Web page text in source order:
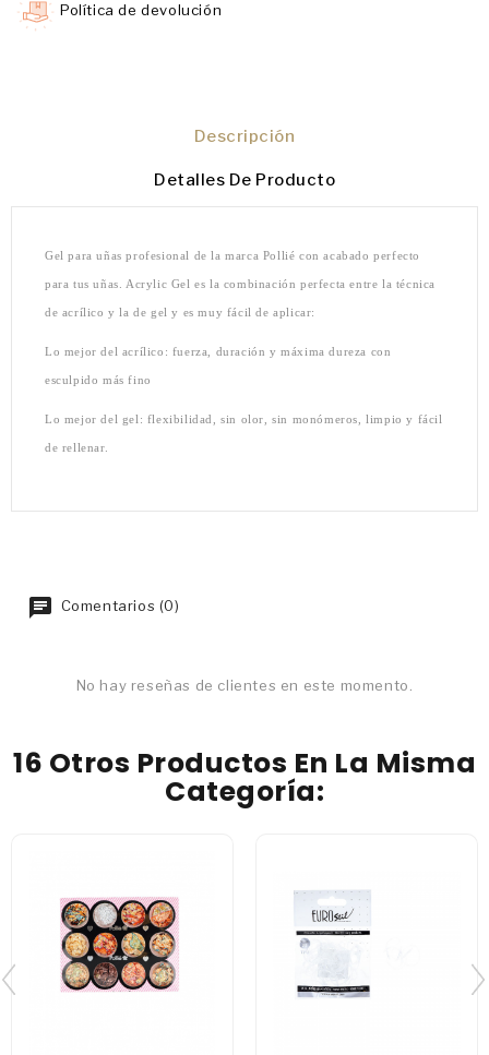
Política de devolución
Descripción
Detalles De Producto
Gel para uñas profesional de la marca Pollié con acabado perfecto
para tus uñas. Acrylic Gel es la combinación perfecta entre la técnica
de acrílico y la de gel y es muy fácil de aplicar:
Lo mejor del acrílico: fuerza, duración y máxima dureza con
esculpido más fino
Lo mejor del gel: flexibilidad, sin olor, sin monómeros, limpio y fácil
de rellenar.
Comentarios (0)
No hay reseñas de clientes en este momento.
16 Otros Productos En La Misma
Categoría: